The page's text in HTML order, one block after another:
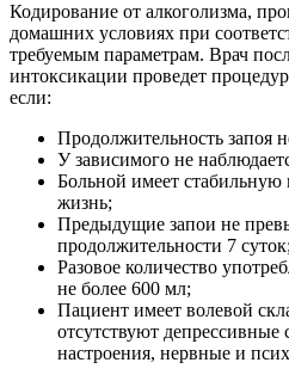
Кодирование от алкоголизма,
домашних условиях при
требуемым параметрам. Врач
интоксикации проведет
если:
Продолжительность запоя
У зависимого не
Больной имеет
жизнь;
Предыдущие запои не
продолжительности 7 суток;
Разовое количество
не более 600 мл;
Пациент имеет волевой
отсутствуют депрессивные
настроения, нервные и